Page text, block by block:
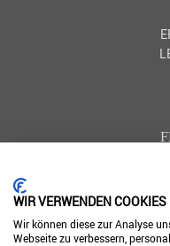
WIR VERWENDEN COOKIES
Wir können diese zur Analyse
Webseite zu verbessern,